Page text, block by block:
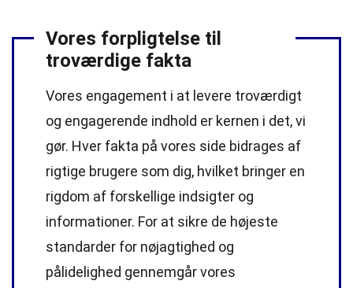
Vores forpligtelse til
troværdige fakta
Vores engagement i at levere troværdigt
og engagerende indhold er kernen i det, vi
gør. Hver fakta på vores side bidrages af
rigtige brugere som dig, hvilket bringer en
rigdom af forskellige indsigter og
informationer. For at sikre de højeste
standarder for nøjagtighed og
pålidelighed gennemgår vores